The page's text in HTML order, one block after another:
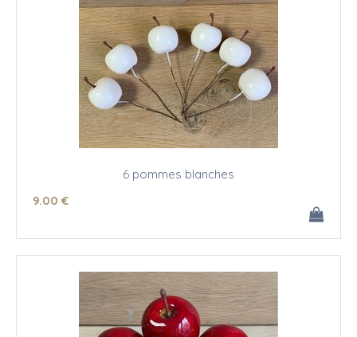
6 pommes blanches
9.00 €